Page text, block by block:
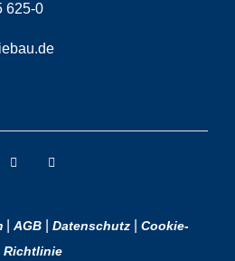
625-0
AGB Datenschutz
Cookie-
Richtlinie